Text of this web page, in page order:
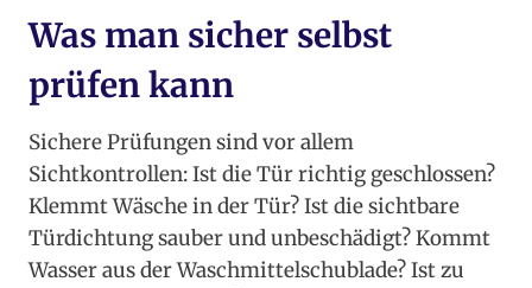
Was man sicher selbst
prüfen kann
Sichere Prüfungen sind vor allem
Sichtkontrollen: Ist die Tür richtig geschlossen?
Klemmt Wäsche in der Tür? Ist die sichtbare
Türdichtung sauber und unbeschädigt? Kommt
Wasser aus der Waschmittelschublade? Ist zu